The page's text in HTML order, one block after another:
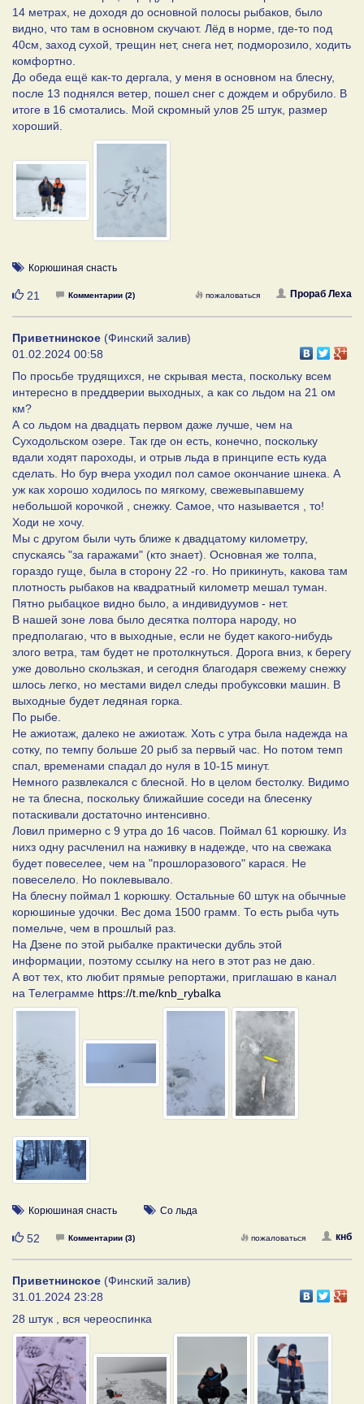
14 метрах, не доходя до основной полосы рыбаков, было
видно, что там в основном скучают. Лёд в норме, где-то под
40см, заход сухой, трещин нет, снега нет, подморозило, ходить
комфортно.
До обеда ещё как-то дергала, у меня в основном на блесну,
после 13 поднялся ветер, пошел снег с дождем и обрубило. В
итоге в 16 смотались. Мой скромный улов 25 штук, размер
хороший.
Корюшиная снасть
Нравится
21 Комментарии (2) Прораб Леха
пожаловаться
Приветнинское (Финский залив)
01.02.2024 00:58
По просьбе трудящихся, не скрывая места, поскольку всем
интересно в преддверии выходных, а как со льдом на 21 ом
км?
А со льдом на двадцать первом даже лучше, чем на
Суходольском озере. Так где он есть, конечно, поскольку
вдали ходят пароходы, и отрыв льда в принципе есть куда
сделать. Но бур вчера уходил пол самое окончание шнека. А
уж как хорошо ходилось по мягкому, свежевыпавшему
небольшой корочкой , снежку. Самое, что называется , то!
Ходи не хочу.
Мы с другом были чуть ближе к двадцатому километру,
спускаясь "за гаражами" (кто знает). Основная же толпа,
гораздо гуще, была в сторону 22 -го. Но прикинуть, какова там
плотность рыбаков на квадратный километр мешал туман.
Пятно рыбацкое видно было, а индивидуумов - нет.
В нашей зоне лова было десятка полтора народу, но
предполагаю, что в выходные, если не будет какого-нибудь
злого ветра, там будет не протолкнуться. Дорога вниз, к берегу
уже довольно скользкая, и сегодня благодаря свежему снежку
шлось легко, но местами видел следы пробуксовки машин. В
выходные будет ледяная горка.
По рыбе.
Не ажиотаж, далеко не ажиотаж. Хоть с утра была надежда на
сотку, по темпу больше 20 рыб за первый час. Но потом темп
спал, временами спадал до нуля в 10-15 минут.
Немного развлекался с блесной. Но в целом бестолку. Видимо
не та блесна, поскольку ближайшие соседи на блесенку
потаскивали достаточно интенсивно.
Ловил примерно с 9 утра до 16 часов. Поймал 61 корюшку. Из
нихз одну расчленил на наживку в надежде, что на свежака
будет повеселее, чем на "прошлоразового" карася. Не
повеселело. Но поклевывало.
На блесну поймал 1 корюшку. Остальные 60 штук на обычные
корюшиные удочки. Вес дома 1500 грамм. То есть рыба чуть
помельче, чем в прошлый раз.
На Дзене по этой рыбалке практически дубль этой
информации, поэтому ссылку на него в этот раз не даю.
А вот тех, кто любит прямые репортажи, приглашаю в канал
на Телеграмме https://t.me/knb_rybalka
Корюшиная снасть Со льда
Нравится
52 Комментарии (3) кнб
пожаловаться
Приветнинское (Финский залив)
31.01.2024 23:28
28 штук , вся череоспинка